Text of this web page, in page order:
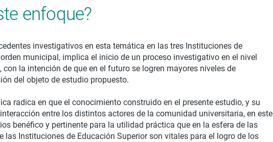
enfoque?
investigativos en esta temática en las tres Instituciones de
municipal, implica el inicio de un proceso investigativo en el nivel
la intención de que en el futuro se logren mayores niveles de
del objeto de estudio propuesto.
radica en que el conocimiento construido en el presente estudio, y su
entre los distintos actores de la comunidad universitaria, en este
benéfico y pertinente para la utilidad práctica que en la esfera de las
las Instituciones de Educación Superior son vitales para el logro de los